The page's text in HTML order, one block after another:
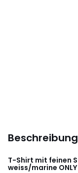
Beschreibung
T-Shirt mit feinen
weiss/marine ONLY